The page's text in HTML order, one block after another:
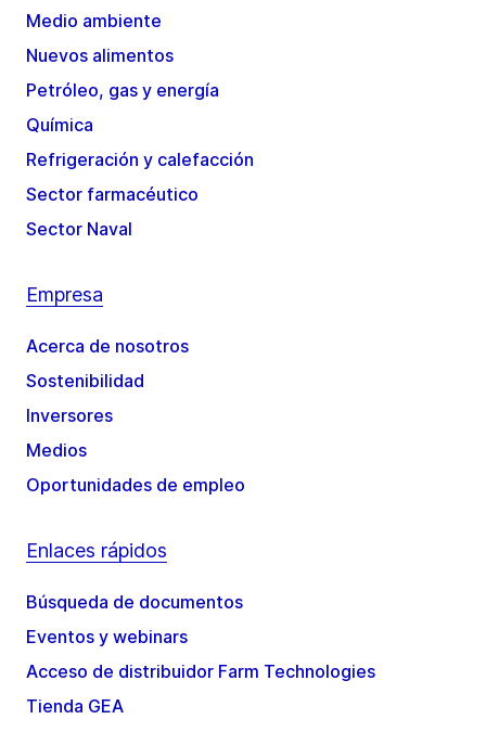
Medio ambiente
Nuevos alimentos
Petróleo, gas y energía
Química
Refrigeración y calefacción
Sector farmacéutico
Sector Naval
Empresa
Acerca de nosotros
Sostenibilidad
Inversores
Medios
Oportunidades de empleo
Enlaces rápidos
Búsqueda de documentos
Eventos y webinars
Acceso de distribuidor Farm Technologies
Tienda GEA